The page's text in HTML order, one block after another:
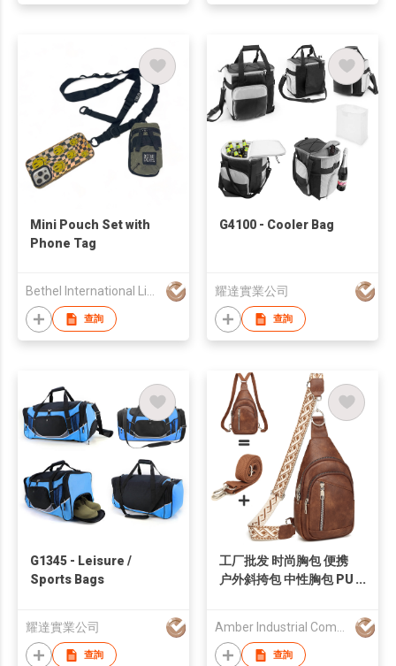
Mini Pouch Set with
Phone Tag
查詢
G4100 - Cooler Bag
耀達實業公司
查詢
G1345 - Leisure /
Sports Bags
耀達實業公司
查詢
工厂批发 时尚胸包 便携
户外斜挎包 中性胸包 PU
Amber Industrial Company Limited
查詢